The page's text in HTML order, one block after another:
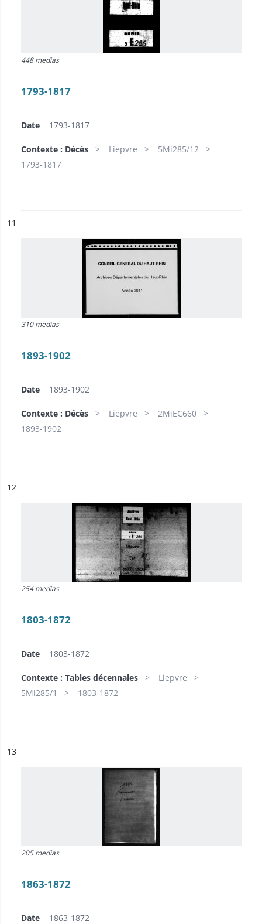
448 medias
1793-1817
Date 1793-1817
Contexte : Décès Liepvre
5Mi285/12
1793-1817
n°
11
310 medias
1893-1902
Date 1893-1902
Contexte : Décès Liepvre
2MiEC660
1893-1902
n°
12
254 medias
1803-1872
Date 1803-1872
Contexte : Tables décennales
Liepvre
5Mi285/1
1803-1872
n°
13
205 medias
1863-1872
Date 1863-1872